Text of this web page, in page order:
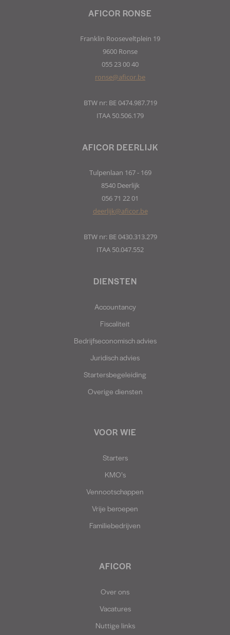
DIENSTEN
Accountancy
Fiscaliteit
Bedrijfseconomisch advies
Juridisch advies
Startersbegeleiding
Overige diensten
VOOR WIE
Starters
KMO’s
Vennootschappen
Vrije beroepen
Familiebedrijven
AFICOR
Over ons
Vacatures
Nuttige links
AFICOR DEERLIJK
Tulpenlaan 167 - 169
8540 Deerlijk
056 71 22 01
deerlijk@aficor.be
BTW nr: BE 0430.313.279
ITAA 50.047.552
AFICOR RONSE
Franklin Rooseveltplein 19
9600 Ronse
055 23 00 40
ronse@aficor.be
BTW nr: BE 0474.987.719
ITAA 50.506.179